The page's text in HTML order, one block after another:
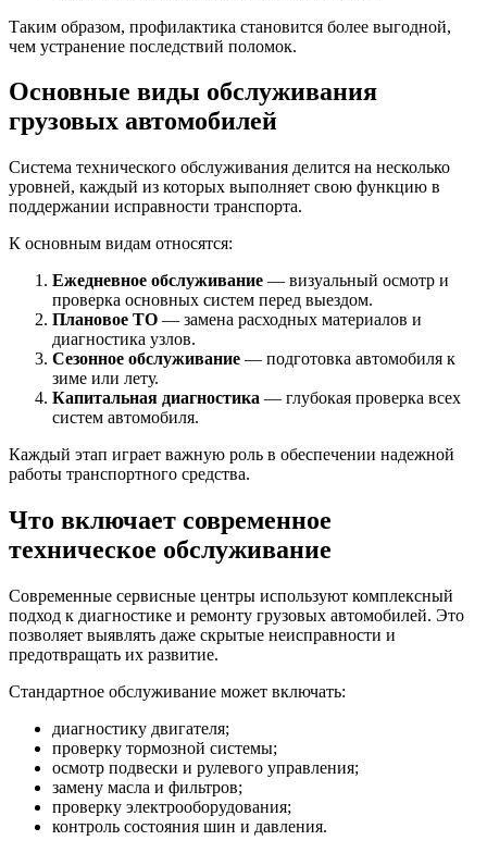
Таким образом, профилактика становится более выгодной,
чем устранение последствий поломок.
Основные виды обслуживания
грузовых автомобилей
Система технического обслуживания делится на несколько
уровней, каждый из которых выполняет свою функцию в
поддержании исправности транспорта.
К основным видам относятся:
Ежедневное обслуживание — визуальный осмотр и
проверка основных систем перед выездом.
Плановое ТО — замена расходных материалов и
диагностика узлов.
Сезонное обслуживание — подготовка автомобиля к
зиме или лету.
Капитальная диагностика — глубокая проверка всех
систем автомобиля.
Каждый этап играет важную роль в обеспечении надежной
работы транспортного средства.
Что включает современное
техническое обслуживание
Современные сервисные центры используют комплексный
подход к диагностике и ремонту грузовых автомобилей. Это
позволяет выявлять даже скрытые неисправности и
предотвращать их развитие.
Стандартное обслуживание может включать:
диагностику двигателя;
проверку тормозной системы;
осмотр подвески и рулевого управления;
замену масла и фильтров;
проверку электрооборудования;
контроль состояния шин и давления.